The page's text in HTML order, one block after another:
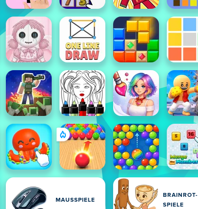
MAUSSPIELE
BRAINROT-
SPIELE